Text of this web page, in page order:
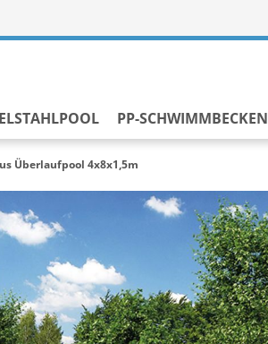
PP-SCHWIMMBECKEN
Überlaufpool 4x8x1,5m